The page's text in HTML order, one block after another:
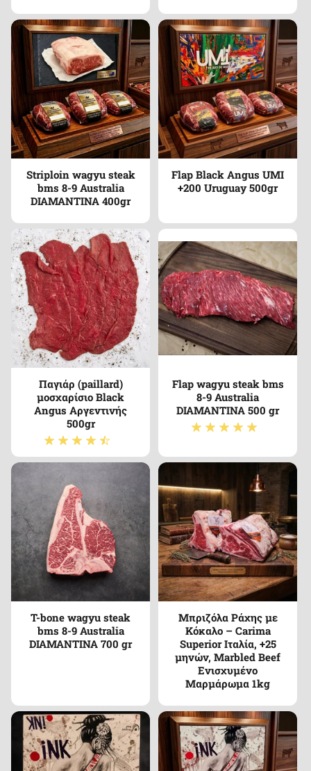
Striploin wagyu steak
bms 8-9 Australia
DIAMANTINA 400gr
Flap Black Angus UMI
+200 Uruguay 500gr
Παγιάρ (paillard)
μοσχαρίσιο Black
Angus Αργεντινής
500gr
Flap wagyu steak bms
8-9 Australia
DIAMANTINA 500 gr
T-bone wagyu steak
bms 8-9 Australia
DIAMANTINA 700 gr
Μπριζόλα Ράχης με
Κόκαλο – Carima
Superior Ιταλία, +25
μηνών, Marbled Beef
Ενισχυμένο
Μαρμάρωμα 1kg